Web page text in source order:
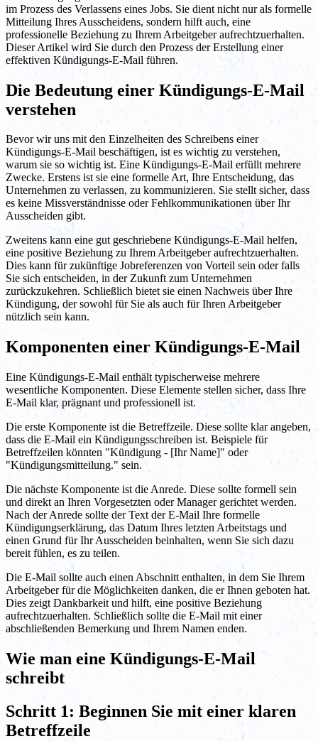
im Prozess des Verlassens eines Jobs. Sie dient nicht nur als formelle
Mitteilung Ihres Ausscheidens, sondern hilft auch, eine
professionelle Beziehung zu Ihrem Arbeitgeber aufrechtzuerhalten.
Dieser Artikel wird Sie durch den Prozess der Erstellung einer
effektiven Kündigungs-E-Mail führen.
Die Bedeutung einer Kündigungs-E-Mail
verstehen
Bevor wir uns mit den Einzelheiten des Schreibens einer
Kündigungs-E-Mail beschäftigen, ist es wichtig zu verstehen,
warum sie so wichtig ist. Eine Kündigungs-E-Mail erfüllt mehrere
Zwecke. Erstens ist sie eine formelle Art, Ihre Entscheidung, das
Unternehmen zu verlassen, zu kommunizieren. Sie stellt sicher, dass
es keine Missverständnisse oder Fehlkommunikationen über Ihr
Ausscheiden gibt.
Zweitens kann eine gut geschriebene Kündigungs-E-Mail helfen,
eine positive Beziehung zu Ihrem Arbeitgeber aufrechtzuerhalten.
Dies kann für zukünftige Jobreferenzen von Vorteil sein oder falls
Sie sich entscheiden, in der Zukunft zum Unternehmen
zurückzukehren. Schließlich bietet sie einen Nachweis über Ihre
Kündigung, der sowohl für Sie als auch für Ihren Arbeitgeber
nützlich sein kann.
Komponenten einer Kündigungs-E-Mail
Eine Kündigungs-E-Mail enthält typischerweise mehrere
wesentliche Komponenten. Diese Elemente stellen sicher, dass Ihre
E-Mail klar, prägnant und professionell ist.
Die erste Komponente ist die Betreffzeile. Diese sollte klar angeben,
dass die E-Mail ein Kündigungsschreiben ist. Beispiele für
Betreffzeilen könnten "Kündigung - [Ihr Name]" oder
"Kündigungsmitteilung." sein.
Die nächste Komponente ist die Anrede. Diese sollte formell sein
und direkt an Ihren Vorgesetzten oder Manager gerichtet werden.
Nach der Anrede sollte der Text der E-Mail Ihre formelle
Kündigungserklärung, das Datum Ihres letzten Arbeitstags und
einen Grund für Ihr Ausscheiden beinhalten, wenn Sie sich dazu
bereit fühlen, es zu teilen.
Die E-Mail sollte auch einen Abschnitt enthalten, in dem Sie Ihrem
Arbeitgeber für die Möglichkeiten danken, die er Ihnen geboten hat.
Dies zeigt Dankbarkeit und hilft, eine positive Beziehung
aufrechtzuerhalten. Schließlich sollte die E-Mail mit einer
abschließenden Bemerkung und Ihrem Namen enden.
Wie man eine Kündigungs-E-Mail
schreibt
Schritt 1: Beginnen Sie mit einer klaren
Betreffzeile